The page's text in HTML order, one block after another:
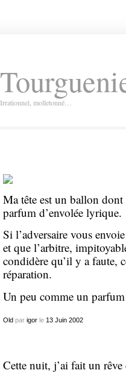
Irrationnel, molletonné…
Ma tête est un ballon dont
parfum d’envolée lyrique.
Si l’adversaire vous
et que l’arbitre,
condidère qu’il y a faute,
réparation.
Un peu comme un
Oldpar igorle 13 Juin 2002
Cette nuit, j’ai fait un rêve